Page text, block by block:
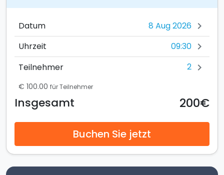
Datum chevron_right
Uhrzeit 09:30 chevron_right
Teilnehmer 2 chevron_right
€ 100.00 für Teilnehmer
Insgesamt 200€
Buchen Sie jetzt